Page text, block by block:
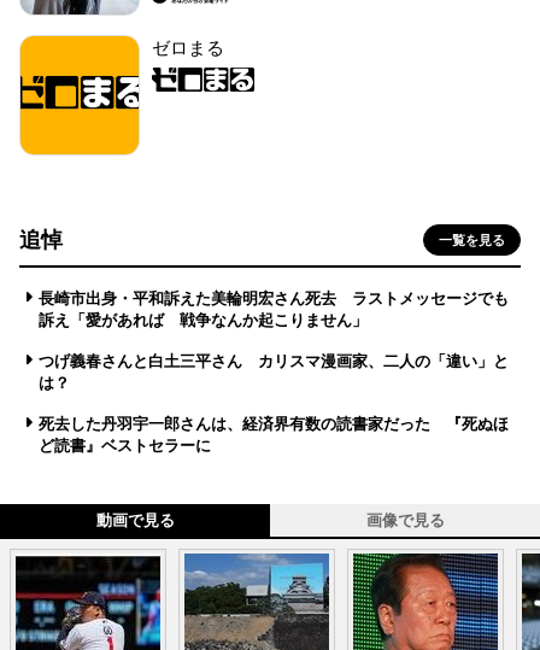
ゼロまる
追悼 一覧を見る
長崎市出身・平和訴えた美輪明宏さん死去 ラストメッセージでも
訴え「愛があれば 戦争なんか起こりません」
つげ義春さんと白土三平さん カリスマ漫画家、二人の「違い」と
は？
死去した丹羽宇一郎さんは、経済界有数の読書家だった 『死ぬほ
ど読書』ベストセラーに
動画で見る 画像で見る